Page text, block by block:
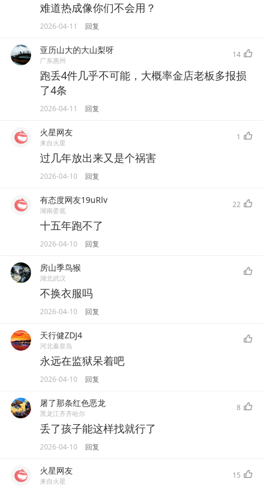
难道热成像你们不会用？
2026-04-11 回复
亚历山大的大山梨呀
广东惠州
14
跑丢4件几乎不可能，大概率金店老板多报损
了4条
2026-04-11 回复
火星网友
来自火星
1
过几年放出来又是个祸害
2026-04-10 回复
有态度网友19uRlv
湖南娄底
22
十五年跑不了
2026-04-10 回复
房山季鸟猴
湖北武汉
不换衣服吗
2026-04-10 回复
天行健ZDJ4
河北秦皇岛
永远在监狱呆着吧
2026-04-10 回复
屠了那条红色恶龙
黑龙江齐齐哈尔
8
丢了孩子能这样找就行了
2026-04-10 回复
火星网友
来自火星
15